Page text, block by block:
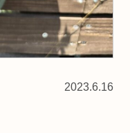
2023.6.16